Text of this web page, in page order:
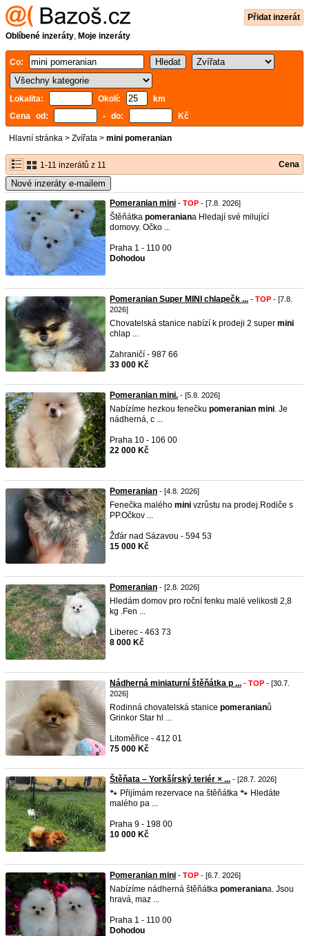
Přidat inzerát
Oblíbené inzeráty, Moje inzeráty
Co:
Lokalita: Okolí:
km
Cena od:
- do: Kč
Hlavní stránka > Zvířata > mini pomeranian
1-11 inzerátů z 11 Cena
Nové inzeráty e-mailem
Pomeranian mini - TOP - [7.8. 2026]
Štěňátka pomeraniana Hledají své milující
domovy. Očko ...
Praha 1 - 110 00
Dohodou
Pomeranian Super MINI chlapečk ... - TOP - [7.8.
2026]
Chovatelská stanice nabízí k prodeji 2 super mini
chlap ...
Zahraničí - 987 66
33 000 Kč
Pomeranian mini. - [5.8. 2026]
Nabízíme hezkou fenečku pomeranian mini. Je
nádherná, c ...
Praha 10 - 106 00
22 000 Kč
Pomeranian - [4.8. 2026]
Fenečka malého mini vzrůstu na prodej.Rodiče s
PP.Očkov ...
Žďár nad Sázavou - 594 53
15 000 Kč
Pomeranian - [2.8. 2026]
Hledám domov pro roční fenku malé velikosti 2,8
kg .Fen ...
Liberec - 463 73
8 000 Kč
Nádherná miniaturní štěňátka p ... - TOP - [30.7.
2026]
Rodinná chovatelská stanice pomeranianů
Grinkor Star hl ...
Litoměřice - 412 01
75 000 Kč
Štěňata – Yorkšírský teriér × ... - [28.7. 2026]
🐾 Přijímám rezervace na štěňátka 🐾 Hledáte
malého pa ...
Praha 9 - 198 00
10 000 Kč
Pomeranian mini - TOP - [6.7. 2026]
Nabízíme nádherná štěňátka pomeraniana. Jsou
hravá, maz ...
Praha 1 - 110 00
Dohodou